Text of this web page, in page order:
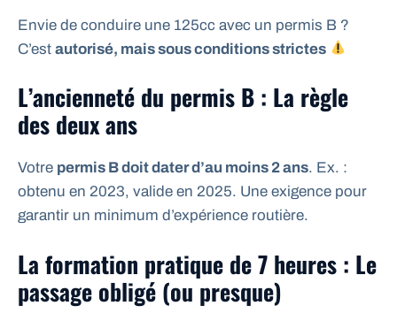
Envie de conduire une 125cc avec un permis B ?
C’est autorisé, mais sous conditions strictes
L’ancienneté du permis B : La règle
des deux ans
Votre permis B doit dater d’au moins 2 ans. Ex. :
obtenu en 2023, valide en 2025. Une exigence pour
garantir un minimum d’expérience routière.
La formation pratique de 7 heures : Le
passage obligé (ou presque)